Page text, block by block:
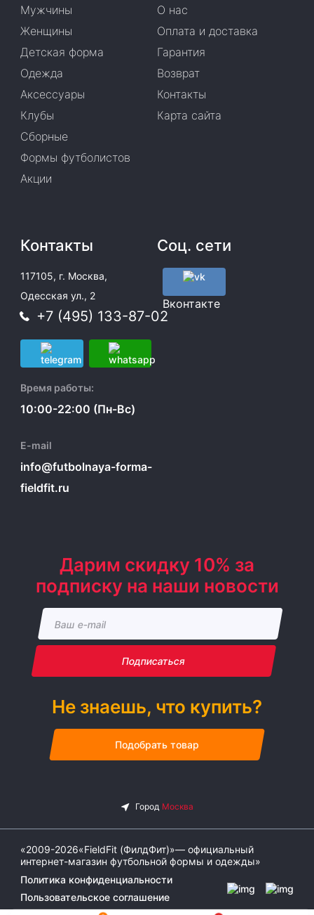
Мужчины
Женщины
Детская форма
Одежда
Аксессуары
Клубы
Сборные
Формы футболистов
Акции
О нас
Оплата и доставка
Гарантия
Возврат
Контакты
Карта сайта
Контакты
117105, г. Москва,
Одесская ул., 2
+7 (495) 133-87-02
Время работы:
10:00-22:00 (Пн-Вс)
E-mail
info@futbolnaya-forma-
fieldfit.ru
Соц. сети
Вконтакте
Дарим скидку 10% за
подписку на наши новости
Подписаться
Не знаешь, что купить?
Подобрать товар
«2009-2026«FieldFit (ФилдФит)»— официальный
интернет-магазин футбольной формы и одежды»
Политика конфиденциальности
Пользовательское соглашение